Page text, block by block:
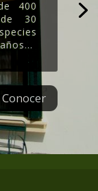
400
30
.
Conocer